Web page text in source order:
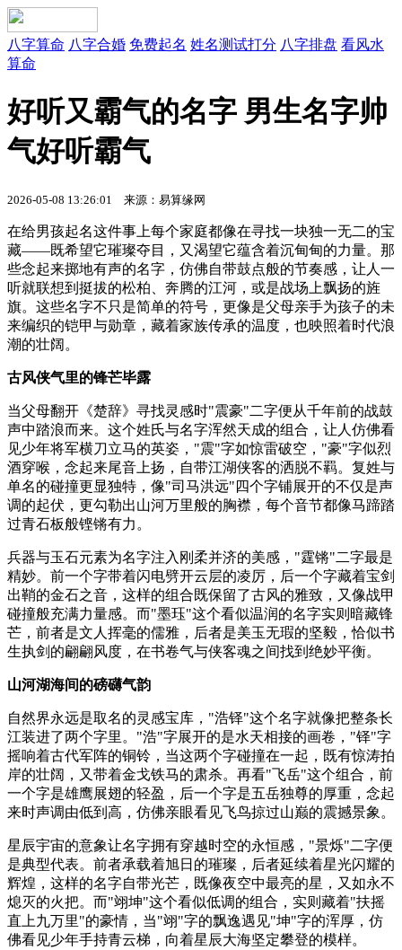
八字算命 八字合婚 免费起名 姓名测试打分 八字排盘 看风水
算命
好听又霸气的名字 男生名字帅
气好听霸气
2026-05-08 13:26:01 来源：易算缘网
在给男孩起名这件事上每个家庭都像在寻找一块独一无二的宝
藏——既希望它璀璨夺目，又渴望它蕴含着沉甸甸的力量。那
些念起来掷地有声的名字，仿佛自带鼓点般的节奏感，让人一
听就联想到挺拔的松柏、奔腾的江河，或是战场上飘扬的旌
旗。这些名字不只是简单的符号，更像是父母亲手为孩子的未
来编织的铠甲与勋章，藏着家族传承的温度，也映照着时代浪
潮的壮阔。
古风侠气里的锋芒毕露
当父母翻开《楚辞》寻找灵感时"震豪"二字便从千年前的战鼓
声中踏浪而来。这个姓氏与名字浑然天成的组合，让人仿佛看
见少年将军横刀立马的英姿，"震"字如惊雷破空，"豪"字似烈
酒穿喉，念起来尾音上扬，自带江湖侠客的洒脱不羁。复姓与
单名的碰撞更显独特，像"司马洪远"四个字铺展开的不仅是声
调的起伏，更勾勒出山河万里般的胸襟，每个音节都像马蹄踏
过青石板般铿锵有力。
兵器与玉石元素为名字注入刚柔并济的美感，"霆锵"二字最是
精妙。前一个字带着闪电劈开云层的凌厉，后一个字藏着宝剑
出鞘的金石之音，这样的组合既保留了古风的雅致，又像战甲
碰撞般充满力量感。而"墨珏"这个看似温润的名字实则暗藏锋
芒，前者是文人挥毫的儒雅，后者是美玉无瑕的坚毅，恰似书
生执剑的翩翩风度，在书卷气与侠客魂之间找到绝妙平衡。
山河湖海间的磅礴气韵
自然界永远是取名的灵感宝库，"浩铎"这个名字就像把整条长
江装进了两个字里。"浩"字展开的是水天相接的画卷，"铎"字
摇响着古代军阵的铜铃，当这两个字碰撞在一起，既有惊涛拍
岸的壮阔，又带着金戈铁马的肃杀。再看"飞岳"这个组合，前
一个字是雄鹰展翅的轻盈，后一个字是五岳独尊的厚重，念起
来时声调由低到高，仿佛亲眼看见飞鸟掠过山巅的震撼景象。
星辰宇宙的意象让名字拥有穿越时空的永恒感，"景烁"二字便
是典型代表。前者承载着旭日的璀璨，后者延续着星光闪耀的
辉煌，这样的名字自带光芒，既像夜空中最亮的星，又如永不
熄灭的火把。而"翊坤"这个看似低调的组合，实则藏着"扶摇
直上九万里"的豪情，当"翊"字的飘逸遇见"坤"字的浑厚，仿
佛看见少年手持青云梯，向着星辰大海坚定攀登的模样。